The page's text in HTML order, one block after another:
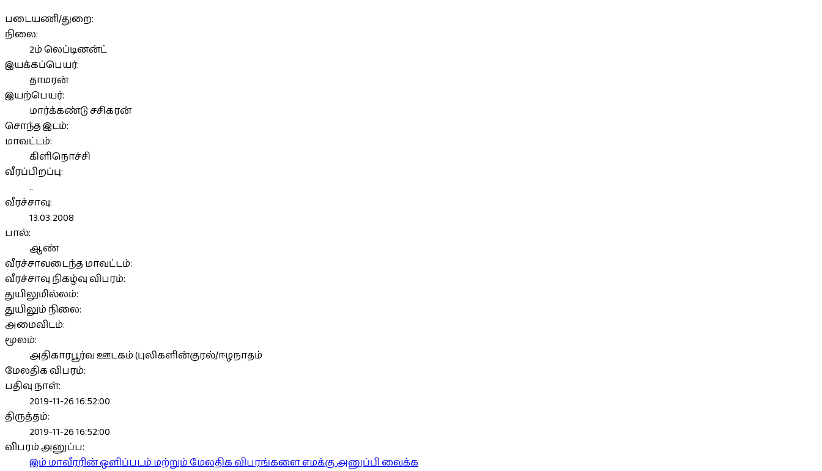
படையணி/துறை:
நிலை:
2ம் லெப்டினன்ட்
இயக்கப்பெயர்:
தாமரன்
இயற்பெயர்:
மார்க்கண்டு சசிகரன்
சொந்த இடம்:
மாவட்டம்:
கிளிநொச்சி
வீரப்பிறப்பு:
..
வீரச்சாவு:
13.03.2008
பால்:
ஆண்
வீரச்சாவடைந்த மாவட்டம்:
வீரச்சாவு நிகழ்வு விபரம்:
துயிலுமில்லம்:
துயிலும் நிலை:
அமைவிடம்:
மூலம்:
அதிகாரபூர்வ ஊடகம் (புலிகளின்குரல்/ஈழநாதம்
மேலதிக விபரம்:
பதிவு நாள்:
2019-11-26 16:52:00
திருத்தம்:
2019-11-26 16:52:00
விபரம் அனுப்ப:
இம் மாவீரரின் ஒளிப்படம் மற்றும் மேலதிக விபரங்களை எமக்கு அனுப்பி வைக்க